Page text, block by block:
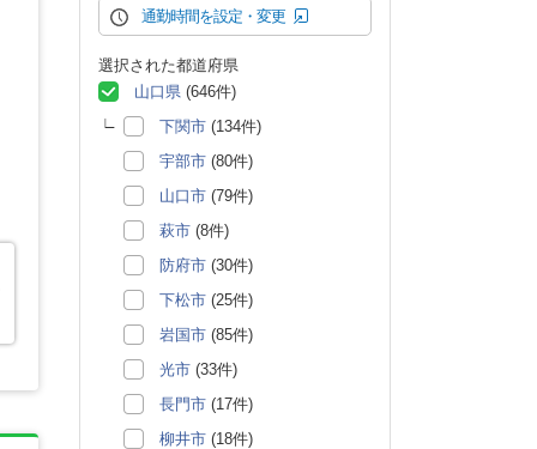
通勤時間を設定・変更
選択された都道府県
山口県 (646件)
下関市 (134件)
宇部市 (80件)
山口市 (79件)
萩市 (8件)
防府市 (30件)
下松市 (25件)
岩国市 (85件)
光市 (33件)
長門市 (17件)
柳井市 (18件)